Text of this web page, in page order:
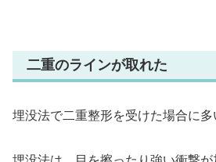
二重のラインが取れた
埋没法で二重整形を受けた場合に多